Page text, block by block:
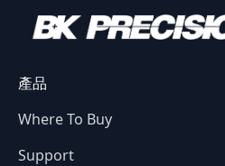
產品
Where To Buy
Support